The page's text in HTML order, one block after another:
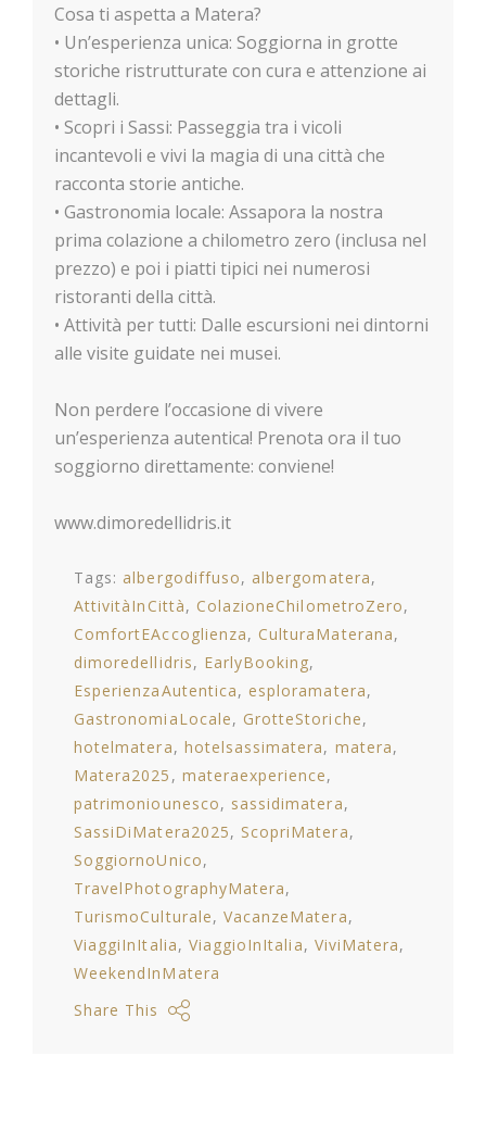
Cosa ti aspetta a Matera?
• Un’esperienza unica: Soggiorna in grotte
storiche ristrutturate con cura e attenzione ai
dettagli.
• Scopri i Sassi: Passeggia tra i vicoli
incantevoli e vivi la magia di una città che
racconta storie antiche.
• Gastronomia locale: Assapora la nostra
prima colazione a chilometro zero (inclusa nel
prezzo) e poi i piatti tipici nei numerosi
ristoranti della città.
• Attività per tutti: Dalle escursioni nei dintorni
alle visite guidate nei musei.
Non perdere l’occasione di vivere
un’esperienza autentica! Prenota ora il tuo
soggiorno direttamente: conviene!
www.dimoredellidris.it
Tags: albergodiffuso
albergomatera
AttivitàInCittà
ColazioneChilometroZero
ComfortEAccoglienza
CulturaMaterana
dimoredellidris
EarlyBooking
EsperienzaAutentica
esploramatera
GastronomiaLocale
GrotteStoriche
hotelmatera
hotelsassimatera
matera
Matera2025
materaexperience
patrimoniounesco
sassidimatera
SassiDiMatera2025
ScopriMatera
SoggiornoUnico
TravelPhotographyMatera
TurismoCulturale
VacanzeMatera
ViaggiInItalia
ViaggioInItalia
ViviMatera
WeekendInMatera
Share This